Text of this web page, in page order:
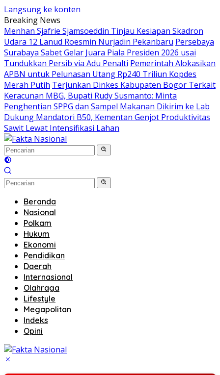
Langsung ke konten
Breaking News
Menhan Sjafrie Sjamsoeddin Tinjau Kesiapan Skadron
Udara 12 Lanud Roesmin Nurjadin Pekanbaru Persebaya
Surabaya Sabet Gelar Juara Piala Presiden 2026 usai
Tundukkan Persib via Adu Penalti Pemerintah Alokasikan
APBN untuk Pelunasan Utang Rp240 Triliun Kopdes
Merah Putih Terjunkan Dinkes Kabupaten Bogor Terkait
Keracunan MBG, Bupati Rudy Susmanto: Minta
Penghentian SPPG dan Sampel Makanan Dikirim ke Lab
Dukung Mandatori B50, Kementan Genjot Produktivitas
Sawit Lewat Intensifikasi Lahan
Beranda
Nasional
Polkam
Hukum
Ekonomi
Pendidikan
Daerah
Internasional
Olahraga
Lifestyle
Megapolitan
Indeks
Opini